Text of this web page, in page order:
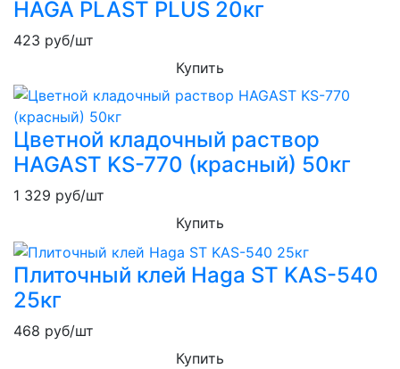
HAGA PLAST PLUS 20кг
423 руб/шт
Купить
Цветной кладочный раствор
HAGAST KS-770 (красный) 50кг
1 329 руб/шт
Купить
Плиточный клей Haga ST KAS-540
25кг
468 руб/шт
Купить